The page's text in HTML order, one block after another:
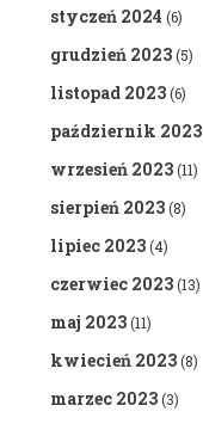
styczeń 2024 (6)
grudzień 2023(5)
listopad 2023(6)
październik 2023
wrzesień 2023(11)
sierpień 2023(8)
lipiec 2023(4)
czerwiec 2023(13)
maj 2023(11)
kwiecień 2023(8)
marzec 2023(3)